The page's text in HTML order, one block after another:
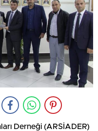
Derneği (ARSİADER)